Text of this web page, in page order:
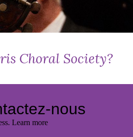
Choral Society?